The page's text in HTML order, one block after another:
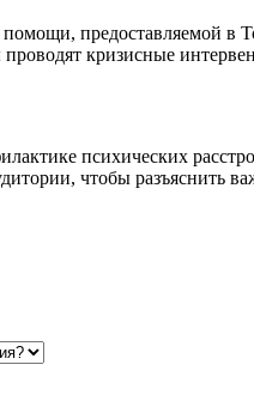
предоставляемой
кризисные
психических
чтобы разъяснить